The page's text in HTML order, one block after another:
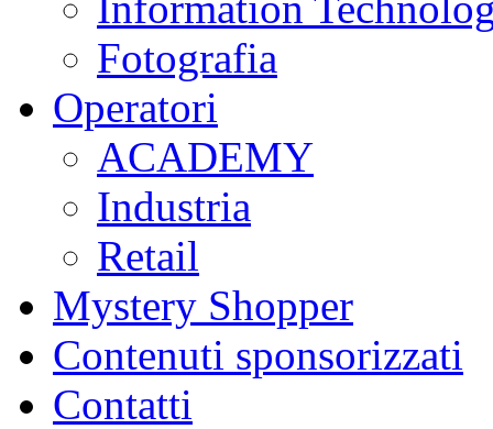
Fotografia
Operatori
ACADEMY
Industria
Retail
Mystery Shopper
Contenuti sponsorizzati
Contatti